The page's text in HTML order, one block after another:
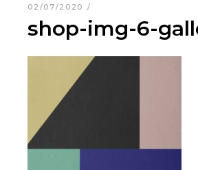
02/07/2020
shop-img-6-